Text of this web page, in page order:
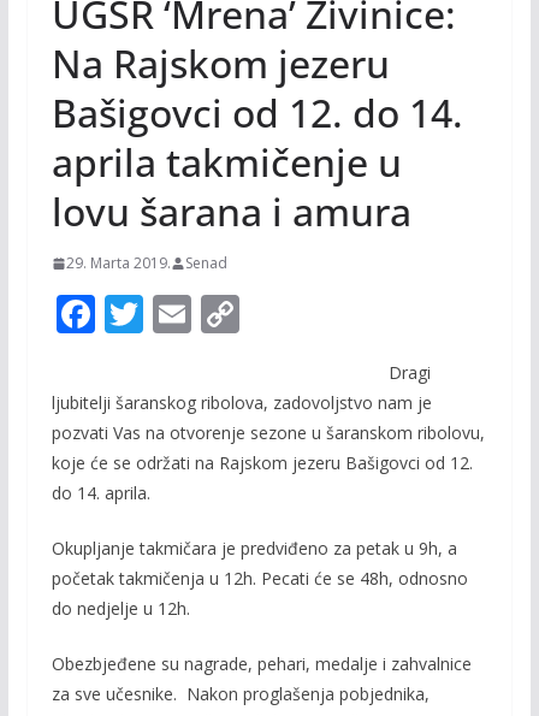
UGSR ‘Mrena’ Živinice:
Na Rajskom jezeru
Bašigovci od 12. do 14.
aprila takmičenje u
lovu šarana i amura
29. Marta 2019. Senad
F
e
b
o
o
k
T
itt
er
E
ai
l
C
p
y
Li
k
Dragi
ljubitelji šaranskog ribolova, zadovoljstvo nam je
pozvati Vas na otvorenje sezone u šaranskom ribolovu,
koje će se održati na Rajskom jezeru Bašigovci od 12.
do 14. aprila.
Okupljanje takmičara je predviđeno za petak u 9h, a
početak takmičenja u 12h. Pecati će se 48h, odnosno
do nedjelje u 12h.
Obezbjeđene su nagrade, pehari, medalje i zahvalnice
za sve učesnike. Nakon proglašenja pobjednika,